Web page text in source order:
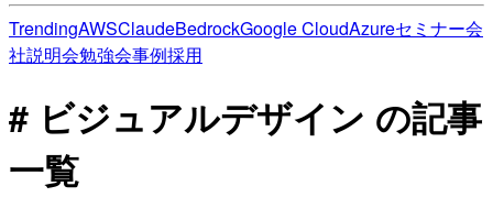
TrendingAWSClaudeBedrockGoogle CloudAzureセミナー会
社説明会勉強会事例採用
# ビジュアルデザイン の記事
一覧